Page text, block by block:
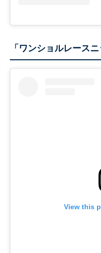
「ワンショルレースニ
View this